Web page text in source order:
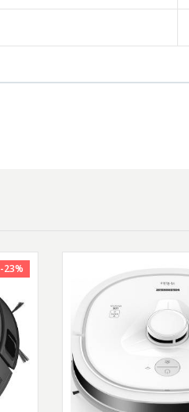
Recipient de praf complet lavabil.
pentru praf, de 0,4 L, este complet
Contoleaza-l de la distanta. Control
Controlezi si monitorizezi Jet Bot
-23%